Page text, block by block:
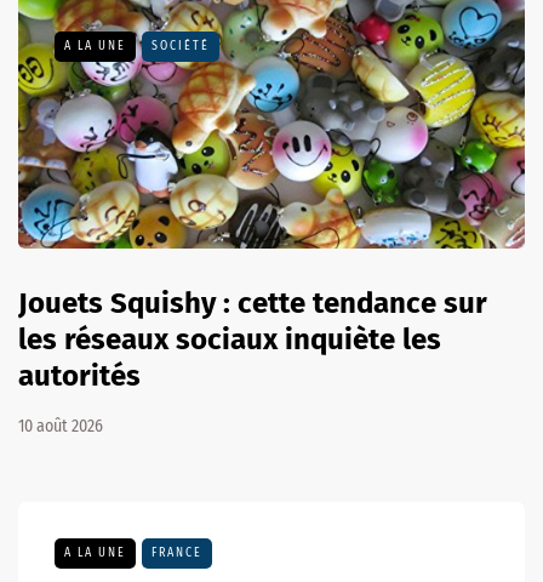
A LA UNE SOCIÉTÉ
Jouets Squishy : cette tendance sur
les réseaux sociaux inquiète les
autorités
10 août 2026
A LA UNE FRANCE